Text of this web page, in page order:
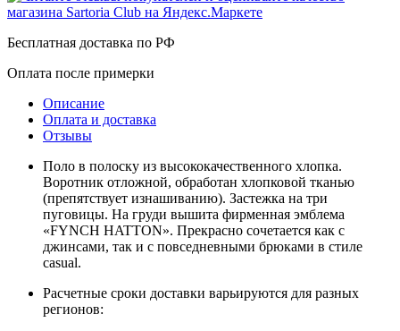
Бесплатная доставка по РФ
Оплата после примерки
Описание
Оплата и доставка
Отзывы
Поло в полоску из высококачественного хлопка.
Воротник отложной, обработан хлопковой тканью
(препятствует изнашиванию). Застежка на три
пуговицы. На груди вышита фирменная эмблема
«FYNCH HATTON». Прекрасно сочетается как с
джинсами, так и с повседневными брюками в стиле
casual.
Расчетные сроки доставки варьируются для разных
регионов: